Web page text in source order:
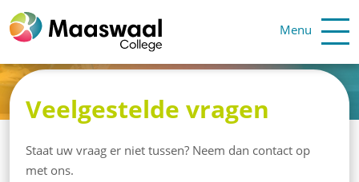
Menu
Veelgestelde vragen
Staat uw vraag er niet tussen? Neem dan contact op
met ons.